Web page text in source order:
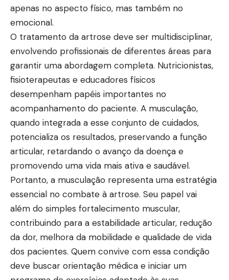
apenas no aspecto físico, mas também no
emocional.
O tratamento da artrose deve ser multidisciplinar,
envolvendo profissionais de diferentes áreas para
garantir uma abordagem completa. Nutricionistas,
fisioterapeutas e educadores físicos
desempenham papéis importantes no
acompanhamento do paciente. A musculação,
quando integrada a esse conjunto de cuidados,
potencializa os resultados, preservando a função
articular, retardando o avanço da doença e
promovendo uma vida mais ativa e saudável.
Portanto, a musculação representa uma estratégia
essencial no combate à artrose. Seu papel vai
além do simples fortalecimento muscular,
contribuindo para a estabilidade articular, redução
da dor, melhora da mobilidade e qualidade de vida
dos pacientes. Quem convive com essa condição
deve buscar orientação médica e iniciar um